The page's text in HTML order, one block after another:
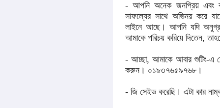
- আপনি অনেক জনপ্রিয় এবং
সাফল্যের সাথে অভিনয় করে
লাইনে আছে।আপনি যদি
আমাকে পরিচয় করিয়ে দিতেন,
- আচ্ছা, আমাকে আবার শুটিং-এ
করুন । ০১৯৩৭৬৫৯৭৬৮।
- জি সেইভ করেছি। এটা কার